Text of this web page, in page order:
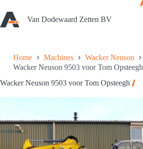
naar
de
inhoud
Van Dodewaard Zetten BV
Home Machines
Wacker Neuson
Wacker Neuson 9503 voor Tom Opsteegh
Wacker Neuson 9503 voor Tom Opsteegh